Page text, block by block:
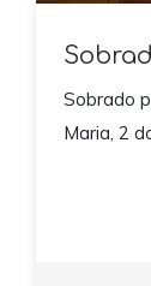
Sobrado
Maria, 2